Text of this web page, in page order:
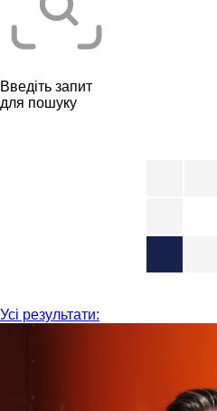
Введіть запит
для пошуку
Усі результати: